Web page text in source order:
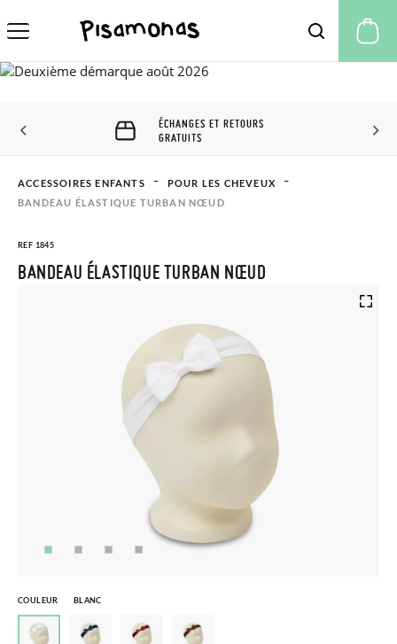
ÉCHANGES ET RETOURS
GRATUITS
ACCESSOIRES ENFANTS
POUR LES CHEVEUX
BANDEAU ÉLASTIQUE TURBAN NŒUD
REF 1845
BANDEAU ÉLASTIQUE TURBAN NŒUD
COULEUR BLANC